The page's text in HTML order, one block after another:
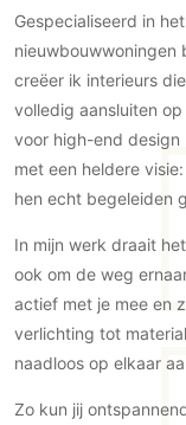
Keuken
Keukens
Keukenbladen
Keukenaccessoires
Ramen en deuren
Binnendeuren
Aluminium deuren
Overig
Autolift
3D visualisaties
Gevel
Gevelbekleding
Gevelstenen
Houten
Stucwerk
Schilderwerk buiten
Buitenvloeren
Houten
Natuursteen en
buitenvloeren
Vlonders
Zonwering
Bijgebouw /
Terrasoverkapping
Tuin
Villa
Zwembad
Horeca
Kantoor
Gespecialiseerd in
nieuwbouwwoningen
creëer ik interieurs
volledig aansluiten
voor high-end design
met een heldere
hen echt begeleiden
In mijn werk draait
ook om de weg
actief met je mee en
verlichting tot
naadloos op elkaar
Zo kun jij